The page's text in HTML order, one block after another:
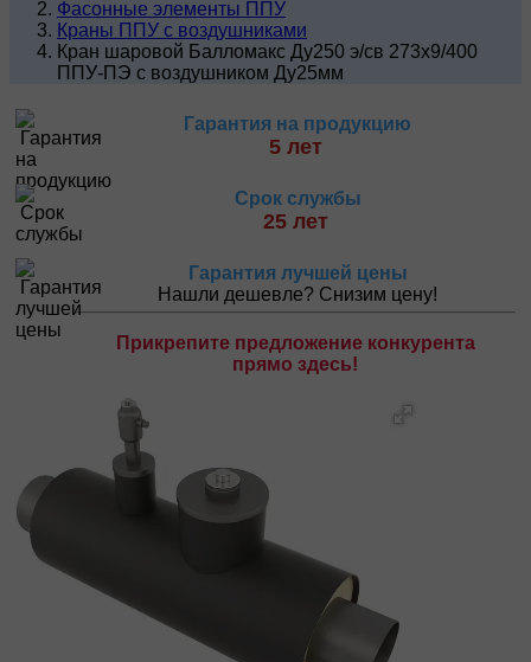
Фасонные элементы ППУ
Краны ППУ с воздушниками
Кран шаровой Балломакс Ду250 э/св 273х9/400
ППУ-ПЭ с воздушником Ду25мм
Гарантия на продукцию
5 лет
Срок службы
25 лет
Гарантия лучшей цены
Нашли дешевле? Снизим цену!
Прикрепите предложение конкурента
прямо здесь!